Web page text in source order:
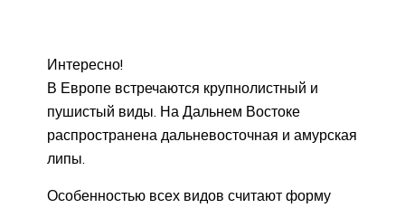
Интересно!
В Европе встречаются крупнолистный и
пушистый виды. На Дальнем Востоке
распространена дальневосточная и амурская
липы.
Особенностью всех видов считают форму